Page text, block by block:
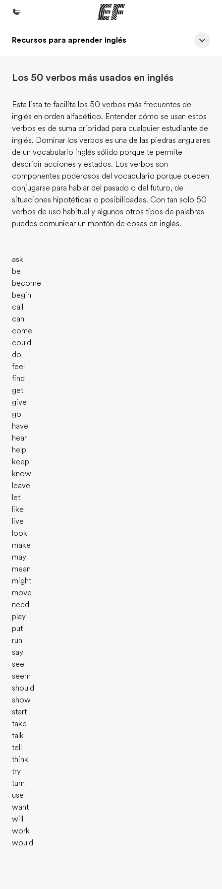
Inicio
Programas
Oficinas
Sobre nosotros
Trabajos
Únete al equipo
Recursos para aprender inglés
Los 50 verbos más usados en inglés
Esta lista te facilita los 50 verbos más frecuentes del
inglés en orden alfabético. Entender cómo se usan estos
verbos es de suma prioridad para cualquier estudiante de
inglés. Dominar los verbos es una de las piedras angulares
de un vocabulario inglés sólido porque te permite
describir acciones y estados. Los verbos son
componentes poderosos del vocabulario porque pueden
conjugarse para hablar del pasado o del futuro, de
situaciones hipotéticas o posibilidades. Con tan solo 50
verbos de uso habitual y algunos otros tipos de palabras
puedes comunicar un montón de cosas en inglés.
ask
be
become
begin
call
can
come
could
do
feel
find
get
give
go
have
hear
help
keep
know
leave
let
like
live
look
make
may
mean
might
move
need
play
put
run
say
see
seem
should
show
start
take
talk
tell
think
try
turn
use
want
will
work
would